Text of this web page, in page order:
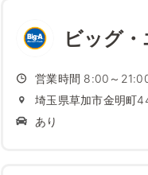
ビッグ
営業時間 8:00～
埼玉県草加市金明町
あり